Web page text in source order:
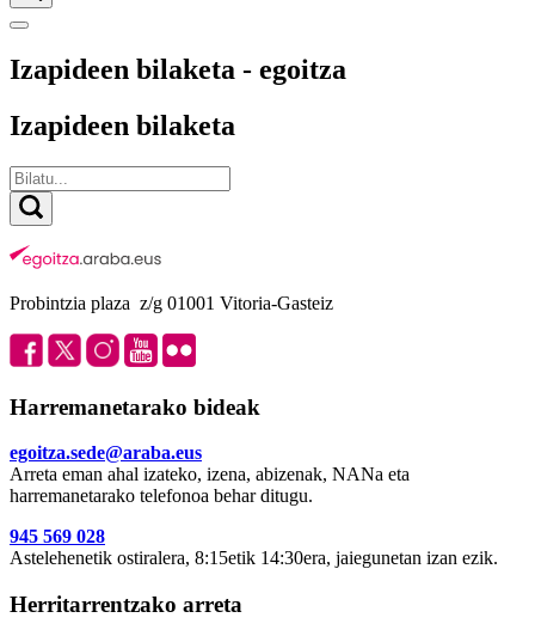
Izapideen bilaketa - egoitza
Izapideen bilaketa
Probintzia plaza z/g 01001 Vitoria-Gasteiz
Harremanetarako bideak
egoitza.sede@araba.eus
Arreta eman ahal izateko, izena, abizenak, NANa eta
harremanetarako telefonoa behar ditugu.
945 569 028
Astelehenetik ostiralera, 8:15etik 14:30era, jaiegunetan izan ezik.
Herritarrentzako arreta